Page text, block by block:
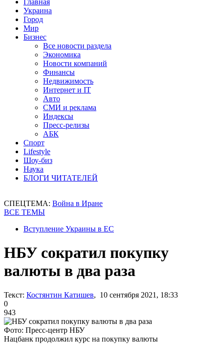
Главная
Украина
Город
Мир
Бизнес
Все новости раздела
Экономика
Новости компаний
Финансы
Недвижимость
Интернет и IT
Авто
СМИ и реклама
Индексы
Пресс-релизы
АБК
Спорт
Lifestyle
Шоу-биз
Наука
БЛОГИ ЧИТАТЕЛЕЙ
СПЕЦТЕМА: Война в Иране
ВСЕ ТЕМЫ
Вступление Украины в ЕС
НБУ сократил покупку
валюты в два раза
Текст: Костянтин Катишев, 10 сентября 2021, 18:33
0
943
Фото: Пресс-центр НБУ
Нацбанк продолжил курс на покупку валюты